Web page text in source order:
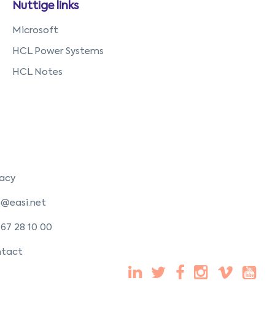
Nuttige links
Microsoft
HCL Power Systems
HCL Notes
28 10 00